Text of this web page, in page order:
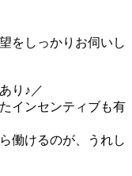
をしっかりお伺いし
り♪／
インセンティブも有
働けるのが、うれし